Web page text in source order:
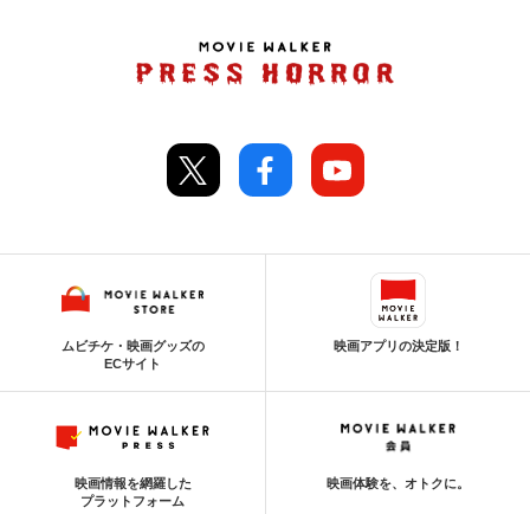
ムビチケ・映画グッズの
ECサイト
映画アプリの決定版！
映画情報を網羅した
プラットフォーム
映画体験を、オトクに。